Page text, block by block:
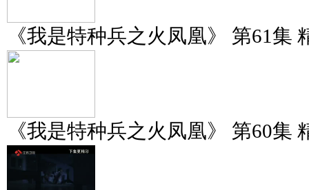
《我是特种兵之火凤凰》 第61集
《我是特种兵之火凤凰》 第60集